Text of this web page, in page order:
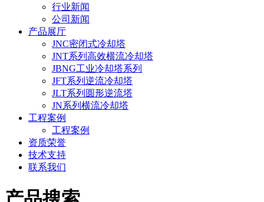
行业新闻
公司新闻
产品展厅
JNC密闭式冷却塔
JNT系列高效横流冷却塔
JBNG工业冷却塔系列
JFT系列逆流冷却塔
JLT系列圆形逆流塔
JN系列横流冷却塔
工程案例
工程案例
资质荣誉
技术支持
联系我们